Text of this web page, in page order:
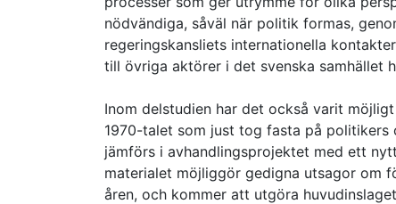
nödvändiga, såväl när politik formas,
regeringskansliets internationella
till övriga aktörer i det svenska samhället
Inom delstudien har det också varit
1970-talet som just tog fasta på politikers
jämförs i avhandlingsprojektet med ett
materialet möjliggör gedigna utsagor om
åren, och kommer att utgöra